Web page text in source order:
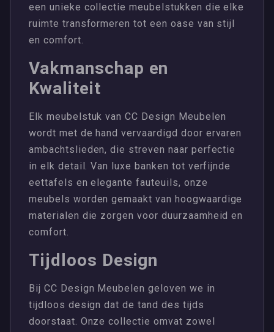
een unieke collectie meubelstukken die elke
ruimte transformeren tot een oase van stijl
en comfort.
Vakmanschap en
Kwaliteit
Elk meubelstuk van CC Design Meubelen
wordt met de hand vervaardigd door ervaren
ambachtslieden, die streven naar perfectie
in elk detail. Van luxe banken tot verfijnde
eettafels en elegante fauteuils, onze
meubels worden gemaakt van hoogwaardige
materialen die zorgen voor duurzaamheid en
comfort.
Tijdloos Design
Bij CC Design Meubelen geloven we in
tijdloos design dat de tand des tijds
doorstaat. Onze collectie omvat zowel